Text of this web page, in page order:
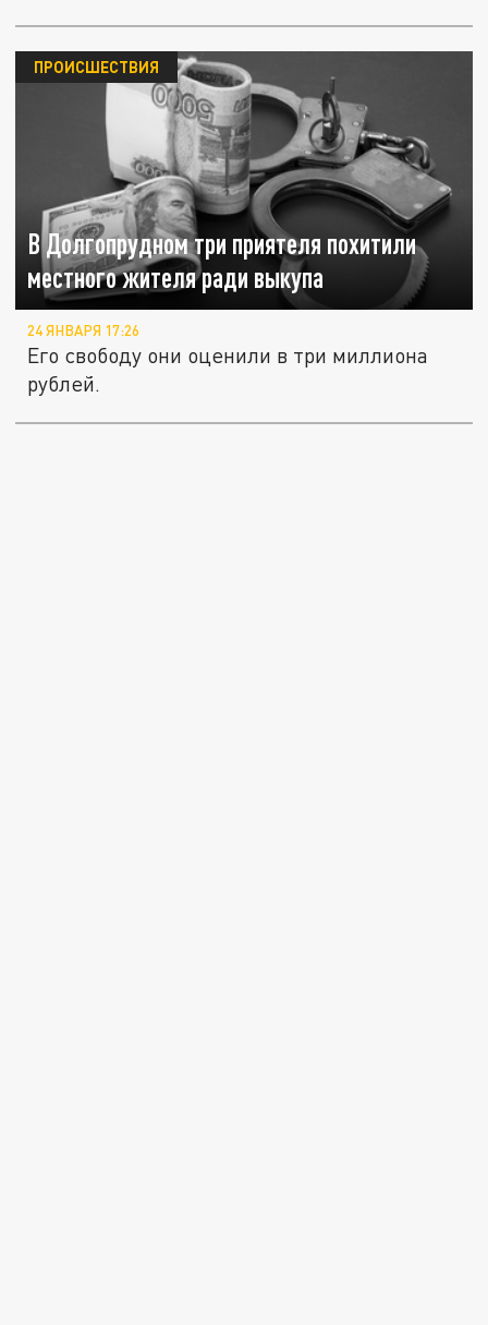
В Долгопрудном три приятеля похитили
местного жителя ради выкупа
ПРОИСШЕСТВИЯ
24 ЯНВАРЯ 17:26
Его свободу они оценили в три миллиона
рублей.